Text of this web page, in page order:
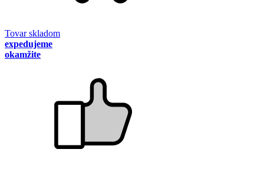
Tovar skladom
expedujeme
okamžite